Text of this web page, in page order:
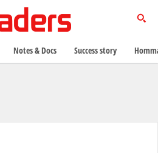
Notes & Docs Success story